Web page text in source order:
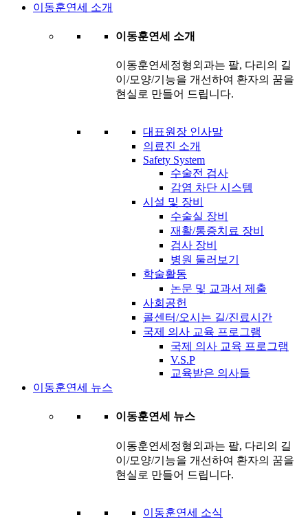
이동훈연세 소개
이동훈연세 소개
이동훈연세정형외과는 팔, 다리의 길
이/모양/기능을 개선하여 환자의 꿈을
현실로 만들어 드립니다.
대표원장 인사말
의료진 소개
Safety System
수술전 검사
감염 차단 시스템
시설 및 장비
수술실 장비
재활/통증치료 장비
검사 장비
병원 둘러보기
학술활동
논문 및 교과서 제출
사회공헌
콜센터/오시는 길/진료시간
국제 의사 교육 프로그램
국제 의사 교육 프로그램
V.S.P
교육받은 의사들
이동훈연세 뉴스
이동훈연세 뉴스
이동훈연세정형외과는 팔, 다리의 길
이/모양/기능을 개선하여 환자의 꿈을
현실로 만들어 드립니다.
이동훈연세 소식